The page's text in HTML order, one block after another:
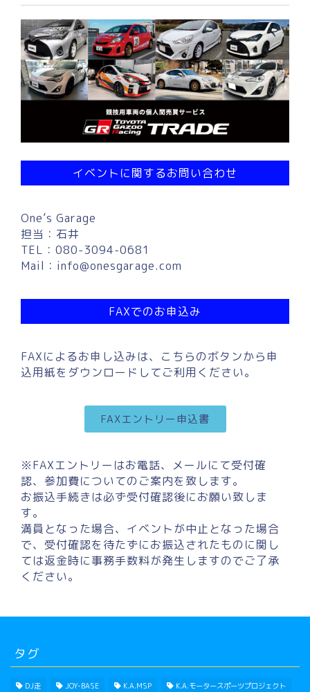
イベントに関するお問い合わせ
One’s Garage
担当：石井
TEL：080-3094-0681
Mail： info@onesgarage.com
FAXでのお申込み
FAXによるお申し込みは、こちらのボタンから申
込用紙をダウンロードしてご利用ください。
FAXエントリー申込書
※FAXエントリーはお電話、メールにて受付確
認、参加費についてのご案内を致します。
お振込手続きは必ず受付確認後にお願い致しま
す。
満員となった場合、イベントが中止となった場合
で、受付確認を待たずにお振込されたものに関し
ては返金時に事務手数料が発生しますのでご了承
ください。
タグ
DJ走 JOY-BASE K.A.MSP K.A.モータースポーツプロジェクト